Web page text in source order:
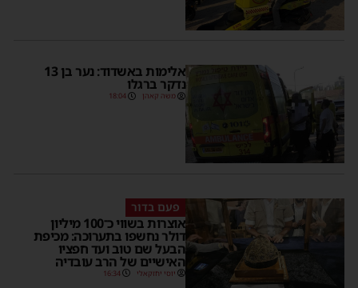
אלימות באשדוד: נער בן 13
נדקר ברגלו
משה קאהן 18:04
פעם בדור
אוצרות בשווי כ־100 מיליון
דולר נחשפו בתערוכה: מכיפת
הבעל שם טוב ועד חפציו
האישיים של הרב עובדיה
יוסי יחזקאלי 16:34